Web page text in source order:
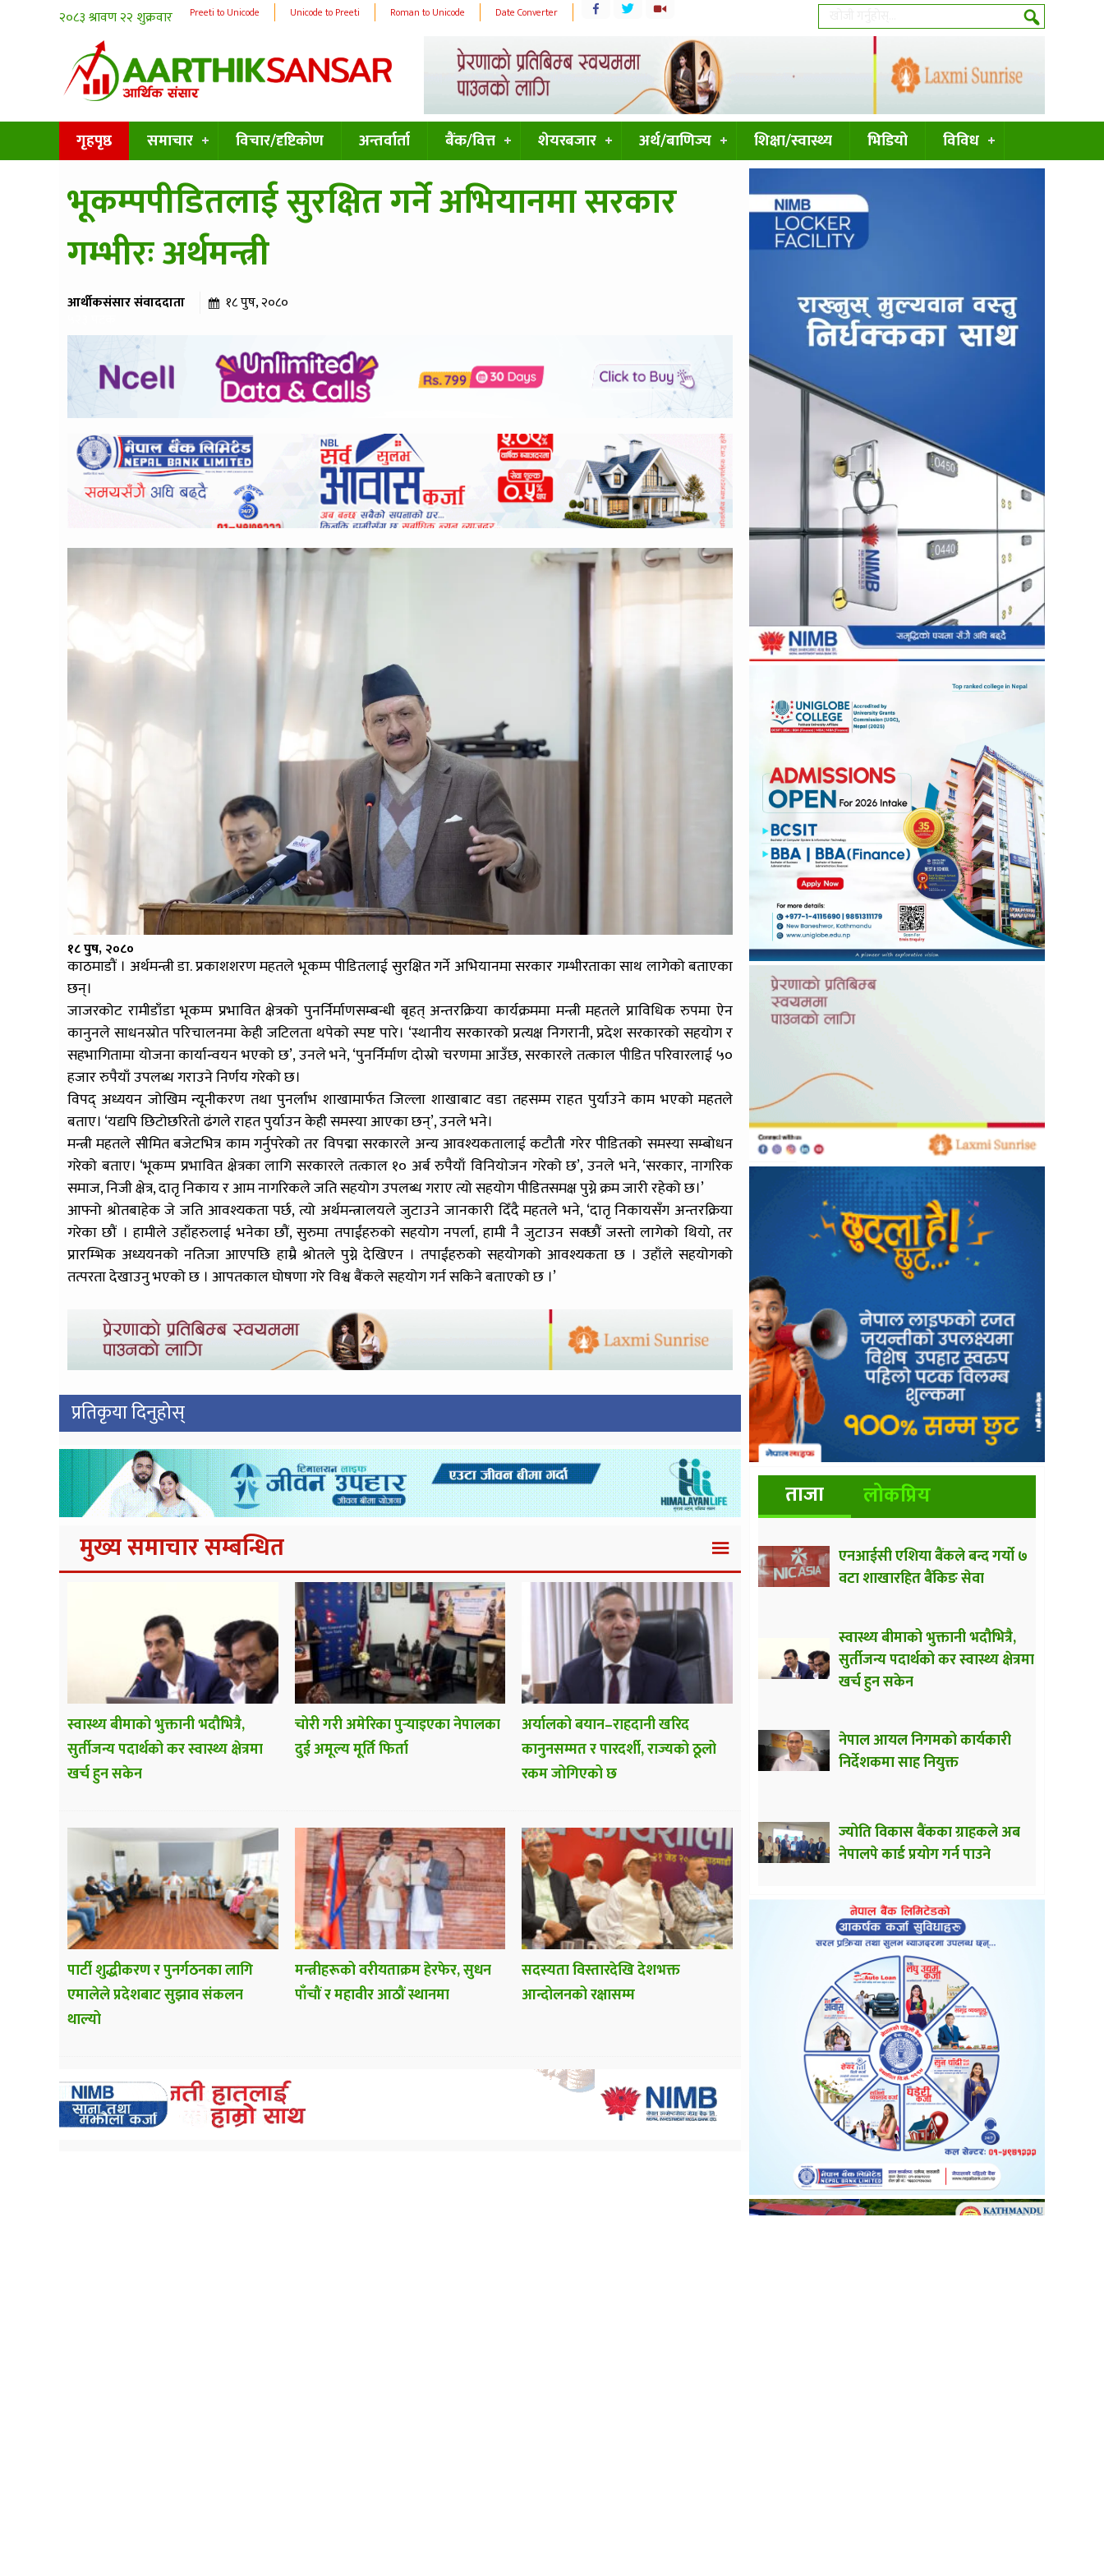
Preeti to Unicode Unicode to Preeti Roman to Unicode Date Converter
गृहपृष्ठ समाचार विचार/दृष्टिकोण अन्तर्वार्ता बैंक/वित्त शेयरबजार अर्थ/बाणिज्य शिक्षा/स्वास्थ्य भिडियो विविध
भूकम्पपीडितलाई सुरक्षित गर्ने अभियानमा सरकार
गम्भीरः अर्थमन्त्री
आर्थीकसंसार संवाददाता १८ पुष, २०८०
१८ पुष, २०८०
काठमाडौं । अर्थमन्त्री डा. प्रकाशशरण महतले भूकम्प पीडितलाई सुरक्षित गर्ने अभियानमा सरकार गम्भीरताका साथ लागेको बताएका
छन्।
जाजरकोट रामीडाँडा भूकम्प प्रभावित क्षेत्रको पुनर्निर्माणसम्बन्धी बृहत् अन्तरक्रिया कार्यक्रममा मन्त्री महतले प्राविधिक रुपमा ऐन
कानुनले साधनस्रोत परिचालनमा केही जटिलता थपेको स्पष्ट पारे। ‘स्थानीय सरकारको प्रत्यक्ष निगरानी, प्रदेश सरकारको सहयोग र
सहभागितामा योजना कार्यान्वयन भएको छ’, उनले भने, ‘पुनर्निर्माण दोस्रो चरणमा आउँछ, सरकारले तत्काल पीडित परिवारलाई ५०
हजार रुपैयाँ उपलब्ध गराउने निर्णय गरेको छ।
विपद् अध्ययन जोखिम न्यूनीकरण तथा पुनर्लाभ शाखामार्फत जिल्ला शाखाबाट वडा तहसम्म राहत पुर्याउने काम भएको महतले
बताए। ‘यद्यपि छिटोछरितो ढंगले राहत पुर्याउन केही समस्या आएका छन्’, उनले भने।
मन्त्री महतले सीमित बजेटभित्र काम गर्नुपरेको तर विपद्मा सरकारले अन्य आवश्यकतालाई कटौती गरेर पीडितको समस्या सम्बोधन
गरेको बताए। ‘भूकम्प प्रभावित क्षेत्रका लागि सरकारले तत्काल १० अर्ब रुपैयाँ विनियोजन गरेको छ’, उनले भने, ‘सरकार, नागरिक
समाज, निजी क्षेत्र, दातृ निकाय र आम नागरिकले जति सहयोग उपलब्ध गराए त्यो सहयोग पीडितसमक्ष पुग्ने क्रम जारी रहेको छ।’
आफ्नो श्रोतबाहेक जे जति आवश्यकता पर्छ, त्यो अर्थमन्त्रालयले जुटाउने जानकारी दिँदै महतले भने, ‘दातृ निकायसँग अन्तरक्रिया
गरेका छौं । हामीले उहाँहरुलाई भनेका छौं, सुरुमा तपाईंहरुको सहयोग नपर्ला, हामी नै जुटाउन सक्छौं जस्तो लागेको थियो, तर
प्रारम्भिक अध्ययनको नतिजा आएपछि हाम्रै श्रोतले पुग्ने देखिएन । तपाईंहरुको सहयोगको आवश्यकता छ । उहाँले सहयोगको
तत्परता देखाउनु भएको छ । आपतकाल घोषणा गरे विश्व बैंकले सहयोग गर्न सकिने बताएको छ ।’
प्रतिकृया दिनुहोस्
मुख्य समाचार सम्बन्धित
स्वास्थ्य बीमाको भुक्तानी भदौभित्रै,
सुर्तीजन्य पदार्थको कर स्वास्थ्य क्षेत्रमा
खर्च हुन सकेन
चोरी गरी अमेरिका पुर्‍याइएका नेपालका
दुई अमूल्य मूर्ति फिर्ता
अर्यालको बयान–राहदानी खरिद
कानुनसम्मत र पारदर्शी, राज्यको ठूलो
रकम जोगिएको छ
पार्टी शुद्धीकरण र पुनर्गठनका लागि
एमालेले प्रदेशबाट सुझाव संकलन
थाल्यो
मन्त्रीहरूको वरीयताक्रम हेरफेर, सुधन
पाँचौं र महावीर आठौं स्थानमा
सदस्यता विस्तारदेखि देशभक्त
आन्दोलनको रक्षासम्म
ताजा लोकप्रिय
एनआईसी एशिया बैंकले बन्द गर्यो ७
वटा शाखारहित बैंकिङ सेवा
स्वास्थ्य बीमाको भुक्तानी भदौभित्रै,
सुर्तीजन्य पदार्थको कर स्वास्थ्य क्षेत्रमा
खर्च हुन सकेन
नेपाल आयल निगमको कार्यकारी
निर्देशकमा साह नियुक्त
ज्योति विकास बैंकका ग्राहकले अब
नेपालपे कार्ड प्रयोग गर्न पाउने